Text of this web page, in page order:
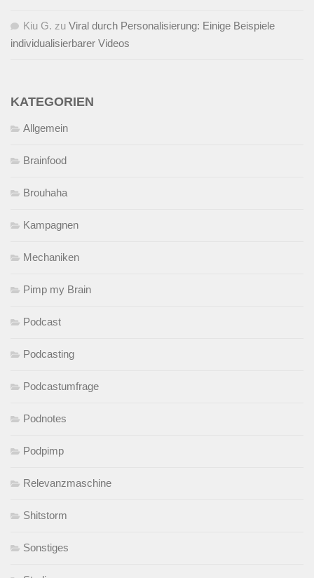
Kiu G. zu Viral durch Personalisierung: Einige Beispiele
individualisierbarer Videos
KATEGORIEN
Allgemein
Brainfood
Brouhaha
Kampagnen
Mechaniken
Pimp my Brain
Podcast
Podcasting
Podcastumfrage
Podnotes
Podpimp
Relevanzmaschine
Shitstorm
Sonstiges